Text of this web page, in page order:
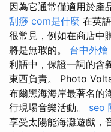
因為它通常僅適用於產
刮痧 com是什麼 在英
很常見，例如在商店中
將是無瑕的。 台中外燴
利語中，保證一詞的含
東西負責。 Photo
布爾黑海海岸最著名的
行現場音樂活動。 seo
享受太陽能海灘遊戲，